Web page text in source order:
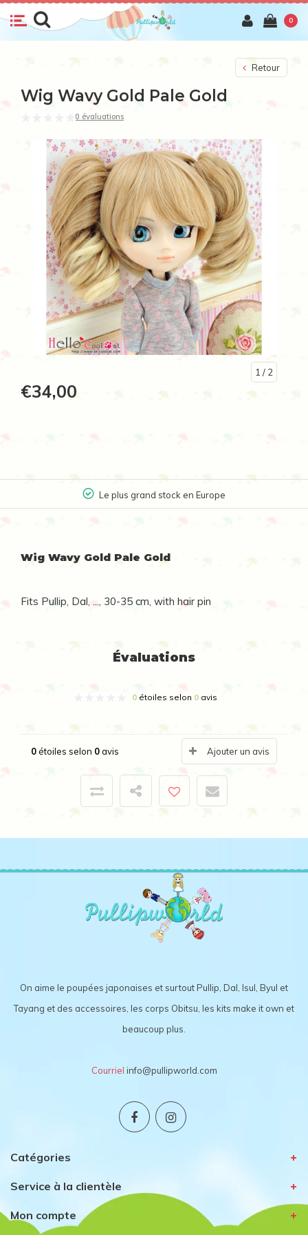
0
Retour
Wig Wavy Gold Pale Gold
0 évaluations
1 / 2
€34,00
Le plus grand stock en Europe
Wig Wavy Gold Pale Gold
Fits Pullip, Dal, ..., 30-35 cm, with hair pin
Évaluations
0 étoiles selon 0 avis
0étoiles selon 0avis Ajouter un avis
On aime le poupées japonaises et surtout Pullip, Dal, Isul, Byul et
Tayang et des accessoires, les corps Obitsu, les kits make it own et
beaucoup plus.
Courriel info@pullipworld.com
Catégories
Service à la clientèle
Mon compte